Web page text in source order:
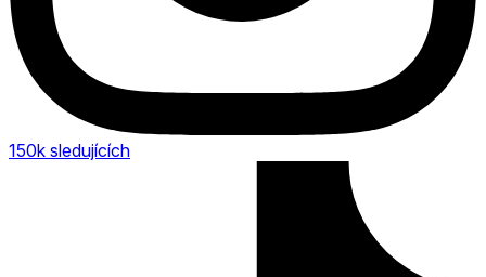
150k sledujících